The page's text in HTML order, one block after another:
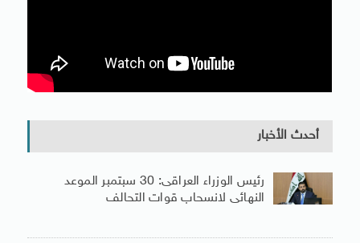
أحدث الأخبار
رئيس الوزراء العراقى: 30 سبتمبر الموعد
النهائى لانسحاب قوات التحالف